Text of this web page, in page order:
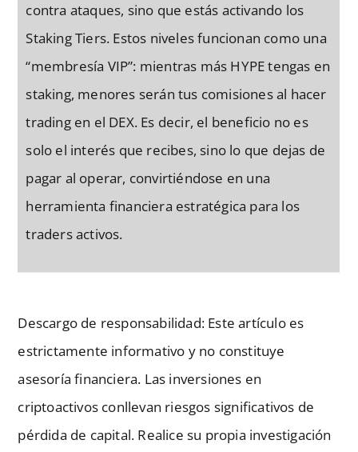
contra ataques, sino que estás activando los
Staking Tiers. Estos niveles funcionan como una
“membresía VIP”: mientras más HYPE tengas en
staking, menores serán tus comisiones al hacer
trading en el DEX. Es decir, el beneficio no es
solo el interés que recibes, sino lo que dejas de
pagar al operar, convirtiéndose en una
herramienta financiera estratégica para los
traders activos.
Descargo de responsabilidad: Este artículo es
estrictamente informativo y no constituye
asesoría financiera. Las inversiones en
criptoactivos conllevan riesgos significativos de
pérdida de capital. Realice su propia investigación